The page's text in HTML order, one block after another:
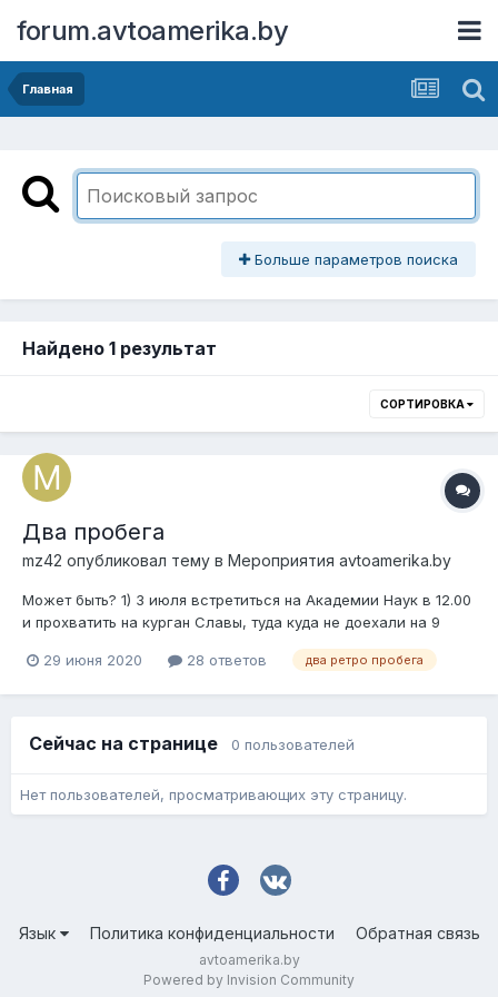
forum.avtoamerika.by
Главная
Больше параметров поиска
Найдено 1 результат
СОРТИРОВКА
Два пробега
mz42 опубликовал тему в Мероприятия avtoamerika.by
Может быть? 1) 3 июля встретиться на Академии Наук в 12.00
и прохватить на курган Славы, туда куда не доехали на 9
в 10.00 , далее по проверенному маршруту. и всем вместе
29 июня 2020 28 ответов два ретро пробега
Сейчас на странице 0 пользователей
Нет пользователей, просматривающих эту страницу.
Язык Политика конфиденциальности Обратная связь
avtoamerika.by
Powered by Invision Community